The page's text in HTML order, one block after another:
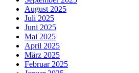
August 2025
Juli 2025
Juni 2025
Mai 2025
April 2025
März 2025
Februar 2025